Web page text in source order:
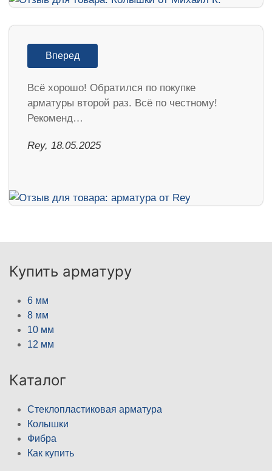
Вперед
Всё хорошо! Обратился по покупке
арматуры второй раз. Всё по честному!
Рекоменд…
Rey, 18.05.2025
Купить арматуру
6 мм
8 мм
10 мм
12 мм
Каталог
Стеклопластиковая арматура
Колышки
Фибра
Как купить